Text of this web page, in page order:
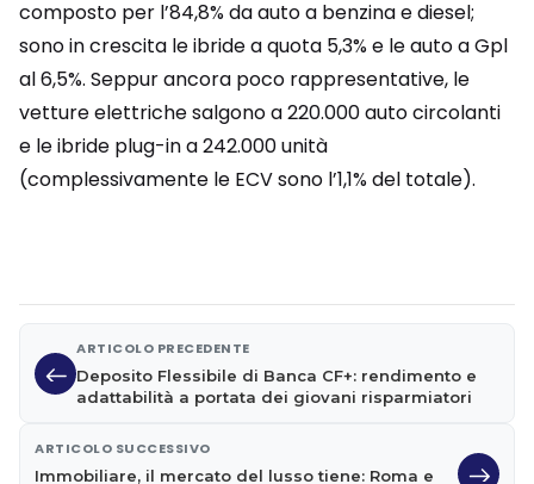
composto per l’84,8% da auto a benzina e diesel;
sono in crescita le ibride a quota 5,3% e le auto a Gpl
al 6,5%. Seppur ancora poco rappresentative, le
vetture elettriche salgono a 220.000 auto circolanti
e le ibride plug-in a 242.000 unità
(complessivamente le ECV sono l’1,1% del totale).
ARTICOLO PRECEDENTE
Deposito Flessibile di Banca CF+: rendimento e
adattabilità a portata dei giovani risparmiatori
ARTICOLO SUCCESSIVO
Immobiliare, il mercato del lusso tiene: Roma e